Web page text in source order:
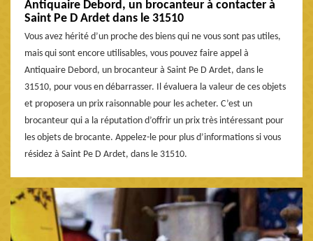
Antiquaire Debord, un brocanteur à contacter à
Saint Pe D Ardet dans le 31510
Vous avez hérité d’un proche des biens qui ne vous sont pas utiles,
mais qui sont encore utilisables, vous pouvez faire appel à
Antiquaire Debord, un brocanteur à Saint Pe D Ardet, dans le
31510, pour vous en débarrasser. Il évaluera la valeur de ces objets
et proposera un prix raisonnable pour les acheter. C’est un
brocanteur qui a la réputation d’offrir un prix très intéressant pour
les objets de brocante. Appelez-le pour plus d’informations si vous
résidez à Saint Pe D Ardet, dans le 31510.